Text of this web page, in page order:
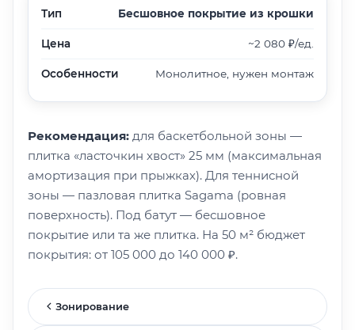
Тип Бесшовное покрытие из крошки
Цена ~2 080 ₽/ед.
Особенности Монолитное, нужен монтаж
Рекомендация: для баскетбольной зоны —
плитка «ласточкин хвост» 25 мм (максимальная
амортизация при прыжках). Для теннисной
зоны — пазловая плитка Sagama (ровная
поверхность). Под батут — бесшовное
покрытие или та же плитка. На 50 м² бюджет
покрытия: от 105 000 до 140 000 ₽.
Зонирование